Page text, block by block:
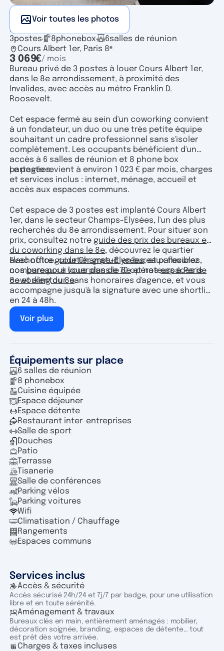
Voir toutes les photos
Bureau privé
3postes 8phonebox 6salles de réunion
Cours Albert 1er, Paris 8ᵉ
3 069€/ mois
Bureau privé de 3 postes à louer Cours Albert 1er,
dans le 8e arrondissement, à proximité des
Invalides, avec accès au métro Franklin D.
Roosevelt.
Cet espace fermé au sein d'un coworking convient
à un fondateur, un duo ou une très petite équipe
souhaitant un cadre professionnel sans s'isoler
complètement. Les occupants bénéficient d'un
accès à 6 salles de réunion et 8 phone box
partagées.
Le poste revient à environ 1 023 € par mois, charges
et services inclus : internet, ménage, accueil et
accès aux espaces communs.
Cet espace de 3 postes est implanté Cours Albert
1er, dans le secteur Champs-Élysées, l'un des plus
recherchés du 8e arrondissement. Pour situer son
prix, consultez notre guide des prix des bureaux et
du coworking dans le 8e, découvrez le quartier
avec notreguide Champs-Élysées, et parcourez
nosbureaux à louer dans le 8eet nosespaces de
coworking du 8e.
Flashoffice, courtier gratuit en bureaux flexibles,
compare pour vous plus de 70 opérateurs à Paris
8e et alentour, sans honoraires d'agence, et vous
accompagne jusqu'à la signature avec une shortlist
en 24 à 48h.
Voir plus
Équipements sur place
6 salles de réunion
8 phonebox
Cuisine équipée
Espace déjeuner
Espace détente
Restaurant inter-entreprises
Salle de sport
Douches
Patio
Terrasse
Tisanerie
Salle de conférences
Parking vélos
Parking voitures
Wifi
Climatisation / Chauffage
Rangements
Espaces communs
Services inclus
Accès & sécurité
Accès sécurisé 24h/24 et 7j/7 par badge, pour une utilisation
libre et en toute sérénité.
Aménagement & travaux
Bureaux clés en main, entièrement aménagés : mobilier,
décoration soignée, branding, espaces de détente… tout
est prêt dès votre arrivée.
Charges & taxes incluses